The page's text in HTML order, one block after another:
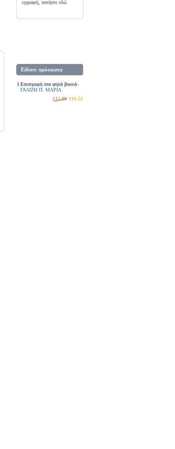
εγγραφή, πατήστε εδώ
Είδατε πρόσφατα
1 Επιστροφή στα ψηλά βουνά -
ΓΑΛΙΖΗ Π. ΜΑΡΙΑ
€12,80 €11,52